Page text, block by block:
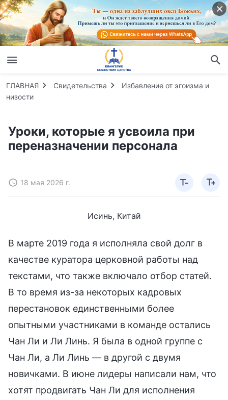
ГЛАВНАЯ Свидетельства
Избавление от эгоизма и
низости
Уроки, которые я усвоила при
переназначении персонала
18 мая 2026 г.
Исинь, Китай
В марте 2019 года я исполняла свой долг в
качестве куратора церковной работы над
текстами, что также включало отбор статей.
В то время из-за некоторых кадровых
перестановок единственными более
опытными участниками в команде остались
Чан Ли и Ли Линь. Я была в одной группе с
Чан Ли, а Ли Линь — в другой с двумя
новичками. В июне лидеры написали нам, что
хотят продвигать Чан Ли для исполнения